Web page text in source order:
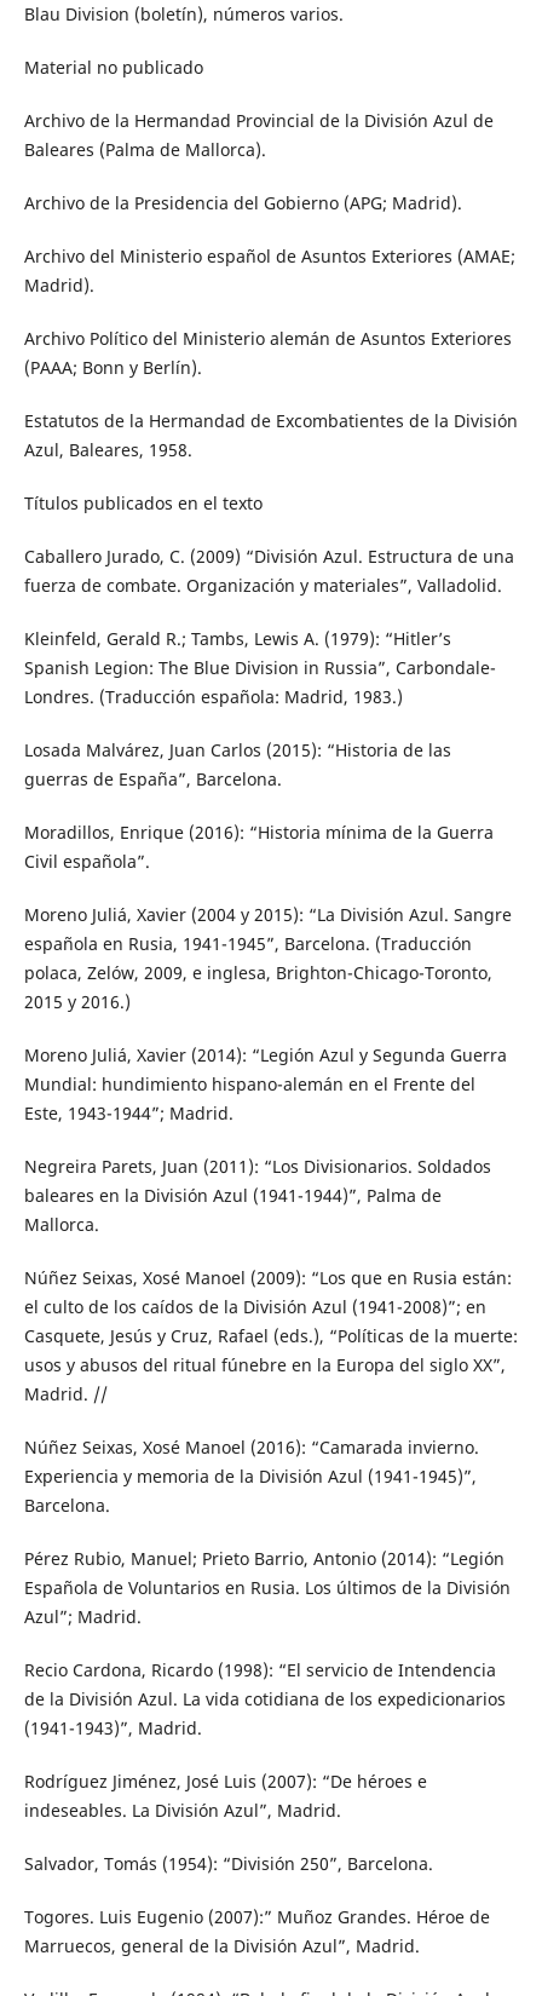
Blau Division (boletín), números varios.
Material no publicado
Archivo de la Hermandad Provincial de la División Azul de
Baleares (Palma de Mallorca).
Archivo de la Presidencia del Gobierno (APG; Madrid).
Archivo del Ministerio español de Asuntos Exteriores (AMAE;
Madrid).
Archivo Político del Ministerio alemán de Asuntos Exteriores
(PAAA; Bonn y Berlín).
Estatutos de la Hermandad de Excombatientes de la División
Azul, Baleares, 1958.
Títulos publicados en el texto
Caballero Jurado, C. (2009) “División Azul. Estructura de una
fuerza de combate. Organización y materiales”, Valladolid.
Kleinfeld, Gerald R.; Tambs, Lewis A. (1979): “Hitler’s
Spanish Legion: The Blue Division in Russia”, Carbondale-
Londres. (Traducción española: Madrid, 1983.)
Losada Malvárez, Juan Carlos (2015): “Historia de las
guerras de España”, Barcelona.
Moradillos, Enrique (2016): “Historia mínima de la Guerra
Civil española”.
Moreno Juliá, Xavier (2004 y 2015): “La División Azul. Sangre
española en Rusia, 1941-1945”, Barcelona. (Traducción
polaca, Zelów, 2009, e inglesa, Brighton-Chicago-Toronto,
2015 y 2016.)
Moreno Juliá, Xavier (2014): “Legión Azul y Segunda Guerra
Mundial: hundimiento hispano-alemán en el Frente del
Este, 1943-1944”; Madrid.
Negreira Parets, Juan (2011): “Los Divisionarios. Soldados
baleares en la División Azul (1941-1944)”, Palma de
Mallorca.
Núñez Seixas, Xosé Manoel (2009): “Los que en Rusia están:
el culto de los caídos de la División Azul (1941-2008)”; en
Casquete, Jesús y Cruz, Rafael (eds.), “Políticas de la muerte:
usos y abusos del ritual fúnebre en la Europa del siglo XX”,
Madrid. //
Núñez Seixas, Xosé Manoel (2016): “Camarada invierno.
Experiencia y memoria de la División Azul (1941-1945)”,
Barcelona.
Pérez Rubio, Manuel; Prieto Barrio, Antonio (2014): “Legión
Española de Voluntarios en Rusia. Los últimos de la División
Azul”; Madrid.
Recio Cardona, Ricardo (1998): “El servicio de Intendencia
de la División Azul. La vida cotidiana de los expedicionarios
(1941-1943)”, Madrid.
Rodríguez Jiménez, José Luis (2007): “De héroes e
indeseables. La División Azul”, Madrid.
Salvador, Tomás (1954): “División 250”, Barcelona.
Togores. Luis Eugenio (2007):” Muñoz Grandes. Héroe de
Marruecos, general de la División Azul”, Madrid.